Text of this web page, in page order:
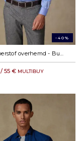
-40%
Blauw keperstof overhemd - Button down Kraag
/ 55 € MULTIBUY